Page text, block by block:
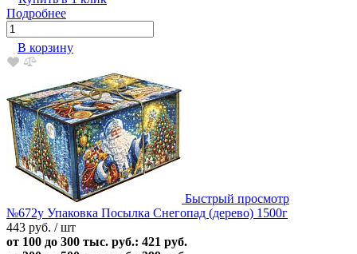
Подробнее
В корзину
Быстрый просмотр
№672у Упаковка Посылка Снегопад (дерево) 1500г
443 руб. / шт
от 100 до 300 тыс. руб.: 421 руб.